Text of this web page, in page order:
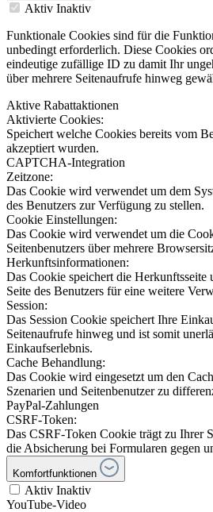
Aktiv Inaktiv
Funktionale Cookies sind für die
unbedingt erforderlich. Diese Cookies
eindeutige zufällige ID zu damit Ihr
über mehrere Seitenaufrufe hinweg
Aktive Rabattaktionen
Aktivierte Cookies:
Speichert welche Cookies bereits vom
akzeptiert wurden.
CAPTCHA-Integration
Zeitzone:
Das Cookie wird verwendet um dem
des Benutzers zur Verfügung zu stellen.
Cookie Einstellungen:
Das Cookie wird verwendet um die
Seitenbenutzers über mehrere
Herkunftsinformationen:
Das Cookie speichert die Herkunftsseite
Seite des Benutzers für eine weitere
Session:
Das Session Cookie speichert Ihre
Seitenaufrufe hinweg und ist somit
Einkaufserlebnis.
Cache Behandlung:
Das Cookie wird eingesetzt um den
Szenarien und Seitenbenutzer zu
PayPal-Zahlungen
CSRF-Token:
Das CSRF-Token Cookie trägt zu Ihrer
die Absicherung bei Formularen gegen
Komfortfunktionen
Aktiv Inaktiv
YouTube-Video